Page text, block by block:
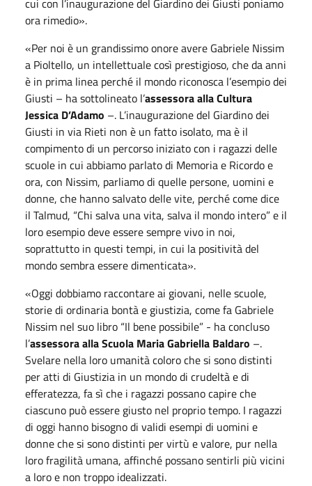
ora rimedio».
«Per noi è un grandissimo onore avere Gabriele Nissim
a Pioltello, un intellettuale così prestigioso, che da anni
è in prima linea perché il mondo riconosca l’esempio dei
Giusti – ha sottolineato l’assessora alla Cultura
Jessica D’Adamo –. L’inaugurazione del Giardino dei
Giusti in via Rieti non è un fatto isolato, ma è il
compimento di un percorso iniziato con i ragazzi delle
scuole in cui abbiamo parlato di Memoria e Ricordo e
ora, con Nissim, parliamo di quelle persone, uomini e
donne, che hanno salvato delle vite, perché come dice
il Talmud, “Chi salva una vita, salva il mondo intero” e il
loro esempio deve essere sempre vivo in noi,
soprattutto in questi tempi, in cui la positività del
mondo sembra essere dimenticata».
«Oggi dobbiamo raccontare ai giovani, nelle scuole,
storie di ordinaria bontà e giustizia, come fa Gabriele
Nissim nel suo libro “Il bene possibile” - ha concluso
l’assessora alla Scuola Maria Gabriella Baldaro –.
Svelare nella loro umanità coloro che si sono distinti
per atti di Giustizia in un mondo di crudeltà e di
efferatezza, fa sì che i ragazzi possano capire che
ciascuno può essere giusto nel proprio tempo. I ragazzi
di oggi hanno bisogno di validi esempi di uomini e
donne che si sono distinti per virtù e valore, pur nella
loro fragilità umana, affinché possano sentirli più vicini
a loro e non troppo idealizzati.